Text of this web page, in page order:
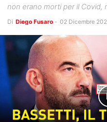
non erano morti per il Covid,
Di Diego Fusaro - 02 Dicembre